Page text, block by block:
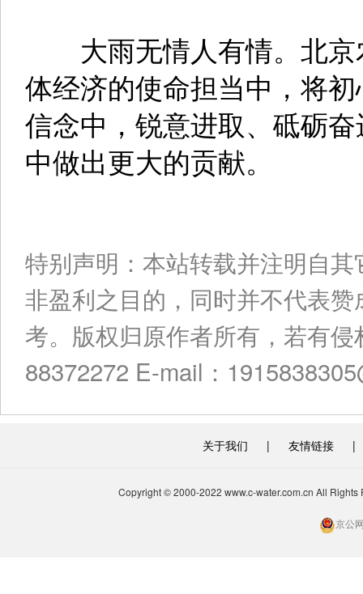
大雨无情人有情。北京
体经济的使命担当中，将
信念中，锐意进取、砥砺
中做出更大的贡献。
特别声明：本站转载并注明自
非盈利之目的，同时并不代表
考。版权归原作者所有，若有
88372272 E-mail：
关于我们 | 友情链接 |
Copyright © 2000-2022 www.c-water.com.cn All
京公